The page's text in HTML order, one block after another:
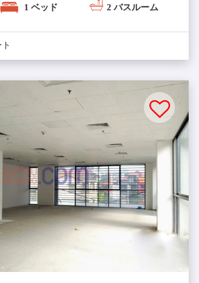
1 ベッド 2 バスルーム